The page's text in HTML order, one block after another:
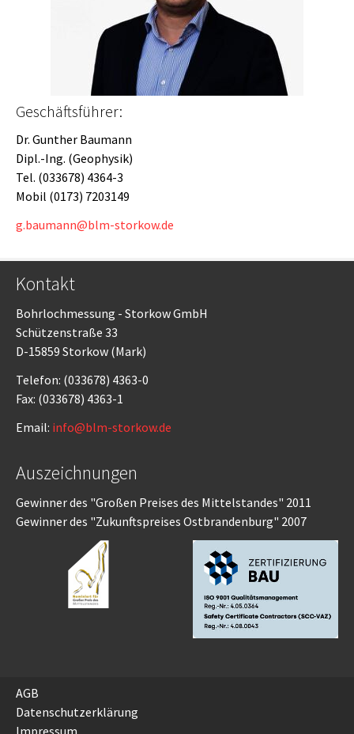
Geschäftsführer:
Dr. Gunther Baumann
Dipl.-Ing. (Geophysik)
Tel. (033678) 4364-3
Mobil (0173) 7203149
g.baumann@blm-storkow.de
Kontakt
Bohrlochmessung - Storkow GmbH
Schützenstraße 33
D-15859 Storkow (Mark)
Telefon: (033678) 4363-0
Fax: (033678) 4363-1
Email: info@blm-storkow.de
Auszeichnungen
Gewinner des "Großen Preises des Mittelstandes" 2011
Gewinner des "Zukunftspreises Ostbrandenburg" 2007
AGB
Datenschutzerklärung
Impressum